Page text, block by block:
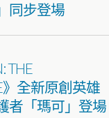
同步登場
THE
》全新原創英雄
者「瑪可」登場